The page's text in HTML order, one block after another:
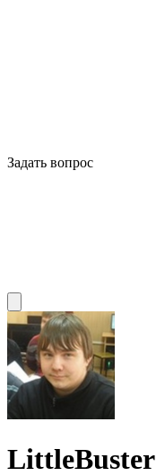
Задать вопрос
LittleBuster